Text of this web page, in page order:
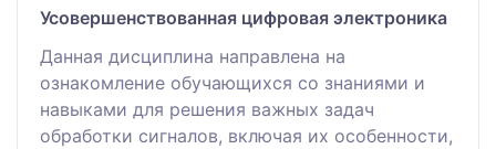
Усовершенствованная цифровая электроника
Данная дисциплина направлена на
ознакомление обучающихся со знаниями и
навыками для решения важных задач
обработки сигналов, включая их особенности,